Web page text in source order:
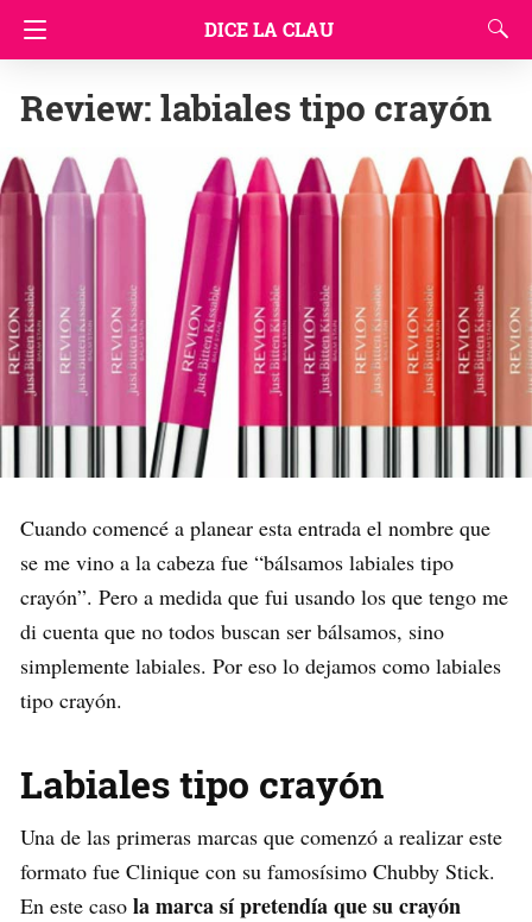
DICE LA CLAU
Review: labiales tipo crayón
Cuando comencé a planear esta entrada el nombre que
se me vino a la cabeza fue “bálsamos labiales tipo
crayón”. Pero a medida que fui usando los que tengo me
di cuenta que no todos buscan ser bálsamos, sino
simplemente labiales. Por eso lo dejamos como labiales
tipo crayón.
Labiales tipo crayón
Una de las primeras marcas que comenzó a realizar este
formato fue Clinique con su famosísimo Chubby Stick.
En este caso la marca sí pretendía que su crayón